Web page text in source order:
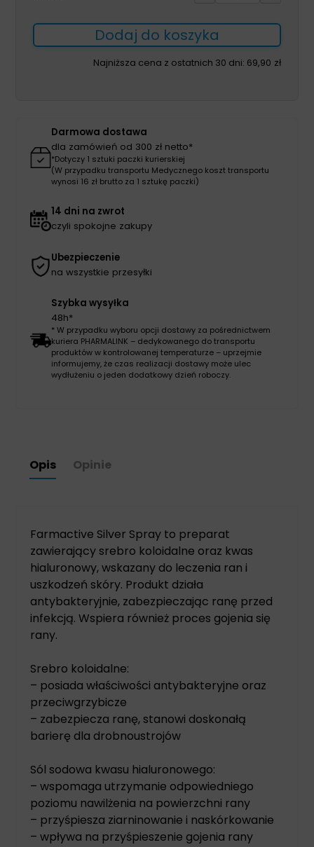
Silver
Spray
125ml
Dodaj do koszyka
Najniższa cena z ostatnich 30 dni: 69,90 zł
Darmowa dostawa
dla zamówień od 300 zł netto*
*Dotyczy 1 sztuki paczki kurierskiej
(W przypadku transportu Medycznego koszt transportu
wynosi 16 zł brutto za 1 sztukę paczki)
14 dni na zwrot
czyli spokojne zakupy
Ubezpieczenie
na wszystkie przesyłki
Szybka wysyłka
48h*
* W przypadku wyboru opcji dostawy za pośrednictwem
kuriera PHARMALINK – dedykowanego do transportu
produktów w kontrolowanej temperaturze – uprzejmie
informujemy, że czas realizacji dostawy może ulec
wydłużeniu o jeden dodatkowy dzień roboczy.
Opis Opinie
Farmactive Silver Spray to preparat
zawierający srebro koloidalne oraz kwas
hialuronowy, wskazany do leczenia ran i
uszkodzeń skóry. Produkt działa
antybakteryjnie, zabezpieczając ranę przed
infekcją. Wspiera również proces gojenia się
rany.
Srebro koloidalne:
– posiada właściwości antybakteryjne oraz
przeciwgrzybicze
– zabezpiecza ranę, stanowi doskonałą
barierę dla drobnoustrojów
Sól sodowa kwasu hialuronowego:
– wspomaga utrzymanie odpowiedniego
poziomu nawilżenia na powierzchni rany
– przyśpiesza ziarninowanie i naskórkowanie
– wpływa na przyśpieszenie gojenia rany